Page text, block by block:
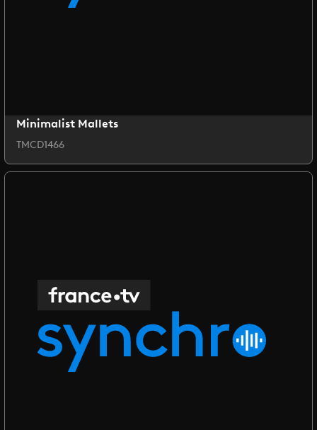
Minimalist Mallets
TMCD1466